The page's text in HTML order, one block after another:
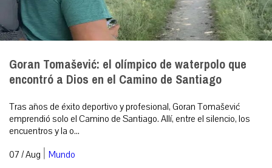
Goran Tomašević: el olímpico de waterpolo que
encontró a Dios en el Camino de Santiago
Tras años de éxito deportivo y profesional, Goran Tomašević
emprendió solo el Camino de Santiago. Allí, entre el silencio, los
encuentros y la o...
07 / Aug | Mundo